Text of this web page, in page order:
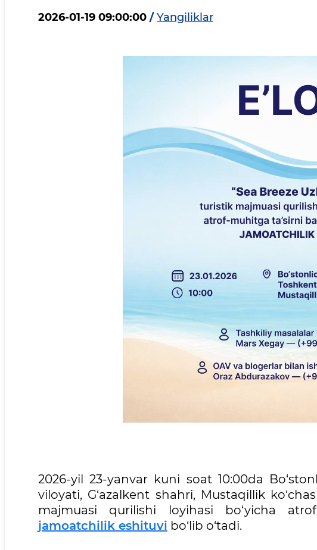
2026-01-19 09:00:00 / Yangiliklar
2026-yil 23-yanvar kuni soat 10:00da
viloyati, G‘azalkent shahri, Mustaqillik
majmuasi qurilishi loyihasi bo‘yicha
jamoatchilik eshituvi bo‘lib o‘tadi.